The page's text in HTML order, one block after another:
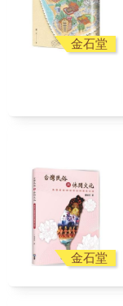
金石堂
金石堂